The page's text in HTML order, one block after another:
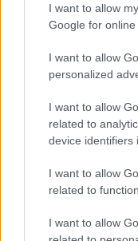
I want to allow
Google for
I want to allow
personalized
I want to allow
related to
device identifiers
I want to allow
related to
I want to allow
meningkatkan
melibatkan
kepada
kerap
peredaran dan
Bentuk senaman